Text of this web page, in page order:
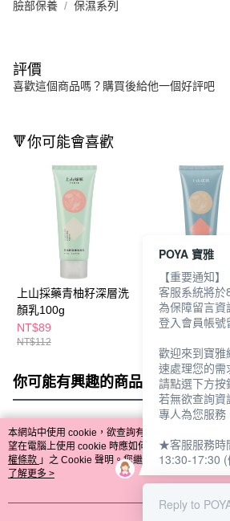
臉部保養 保濕系列
評價
喜歡這個商品嗎？購買後給他一個好評吧
🔻你可能會喜歡
上山採藥青柚籽深層洗
顏乳100g
NT$89
NT$112
上山採藥龍膽草
角質洗顏乳100g
NT$89
你可能有興趣的商品 全站排行
熱門標籤
本網站中使用 cookie，欲查詢有關本網站使用
望在電腦上使用 cookie 時應如何變更電腦的 cookie
權條款 」之 Cookie 聲明。您繼續使用本網站即表
用條款之 Cookie 聲明使用 cookie。
了解更多 >
POYA 寶雅
【重要通知】
客服系統將於
為保障留言
登入會員帳號
歡迎來到寶雅
速處理您的需
請點選下方按
若無欲查詢資
專人為您服務
★客服服務時
13:30-17:30
Reply to